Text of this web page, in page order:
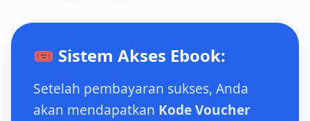
🎟️ Sistem Akses Ebook:
Setelah pembayaran sukses, Anda
akan mendapatkan Kode Voucher